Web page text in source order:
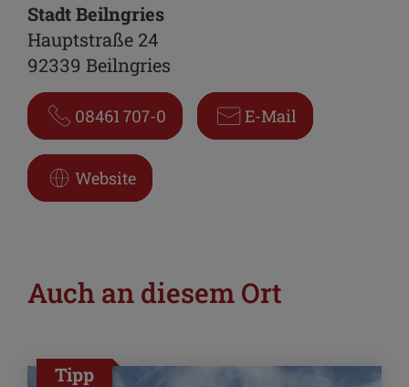
Stadt Beilngries
Hauptstraße 24
92339 Beilngries
08461 707-0 E-Mail
Website
Auch an diesem Ort
Tipp